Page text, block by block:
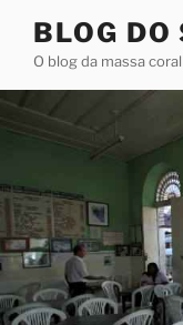
conteúdo
BLOG
O blog da massa coral